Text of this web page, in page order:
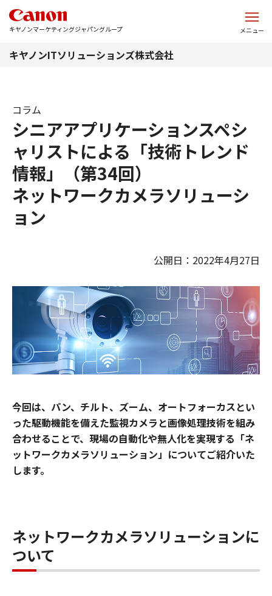
キヤノンマーケティングジャパングループ メニュー
キヤノンITソリューションズ株式会社
シニアアプリケーションスペシ
ャリストによる「技術トレンド
情報」（第34回）
ネットワークカメラソリューシ
ョン
コラム
公開日：2022年4月27日
今回は、パン、チルト、ズーム、オートフォーカスとい
った駆動機能を備えた監視カメラと画像処理技術を組み
合わせることで、現場の自動化や無人化を実現する「ネ
ットワークカメラソリューション」についてご紹介いた
します。
ネットワークカメラソリューションに
ついて